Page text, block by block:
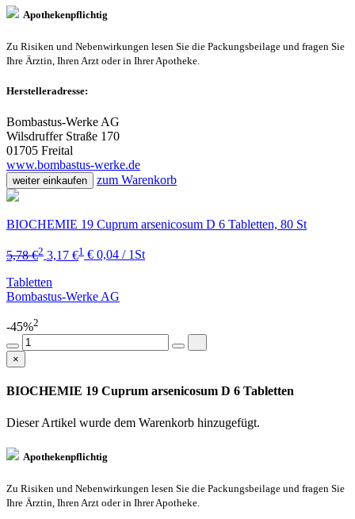
Apothekenpflichtig
Zu Risiken und Nebenwirkungen lesen Sie die Packungsbeilage und fragen Sie
Ihre Ärztin, Ihren Arzt oder in Ihrer Apotheke.
Herstelleradresse:
Bombastus-Werke AG
Wilsdruffer Straße 170
01705 Freital
www.bombastus-werke.de
weiter einkaufen zum Warenkorb
BIOCHEMIE 19 Cuprum arsenicosum D 6 Tabletten, 80 St
5,78 €2 3,17 €1 € 0,04 / 1St
Tabletten
Bombastus-Werke AG
-45%2
×
BIOCHEMIE 19 Cuprum arsenicosum D 6 Tabletten
Dieser Artikel wurde dem Warenkorb hinzugefügt.
Apothekenpflichtig
Zu Risiken und Nebenwirkungen lesen Sie die Packungsbeilage und fragen Sie
Ihre Ärztin, Ihren Arzt oder in Ihrer Apotheke.